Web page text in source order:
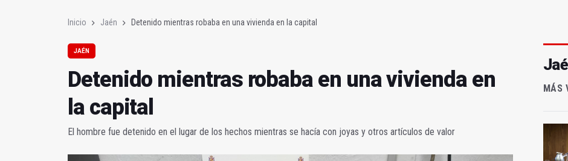
Inicio Jaén Detenido mientras robaba en una vivienda en la capital
JAÉN
Detenido mientras robaba en una vivienda en
la capital
El hombre fue detenido en el lugar de los hechos mientras se hacía con joyas y otros artículos de valor
MÁS